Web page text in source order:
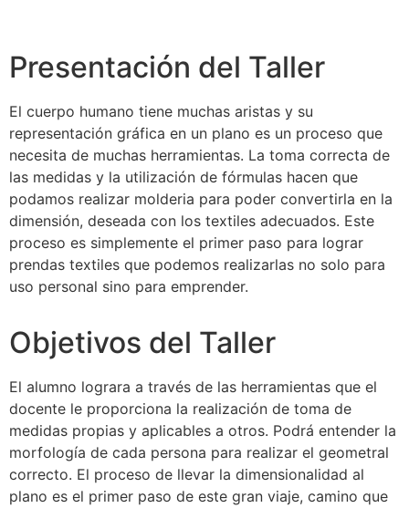
Presentación del Taller
El cuerpo humano tiene muchas aristas y su
representación gráfica en un plano es un proceso que
necesita de muchas herramientas. La toma correcta de
las medidas y la utilización de fórmulas hacen que
podamos realizar molderia para poder convertirla en la
dimensión, deseada con los textiles adecuados. Este
proceso es simplemente el primer paso para lograr
prendas textiles que podemos realizarlas no solo para
uso personal sino para emprender.
Objetivos del Taller
El alumno lograra a través de las herramientas que el
docente le proporciona la realización de toma de
medidas propias y aplicables a otros. Podrá entender la
morfología de cada persona para realizar el geometral
correcto. El proceso de llevar la dimensionalidad al
plano es el primer paso de este gran viaje, camino que